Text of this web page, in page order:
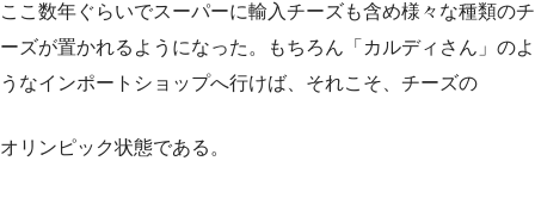
ここ数年ぐらいでスーパーに輸入チーズも含め様々な種類のチ
ーズが置かれるようになった。もちろん「カルディさん」のよ
うなインポートショップへ行けば、それこそ、チーズの
オリンピック状態である。